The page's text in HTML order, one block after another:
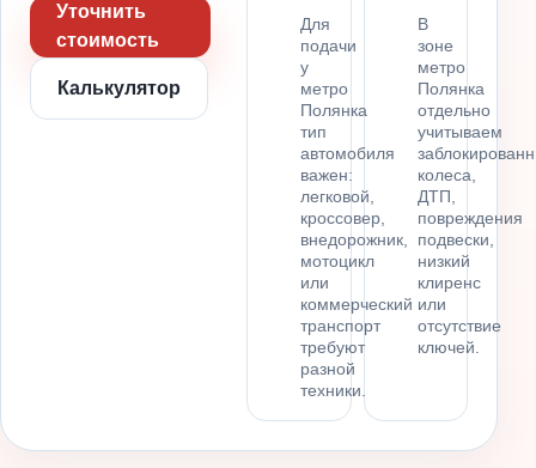
Уточнить
стоимость
Калькулятор
Для
подачи
у
метро
Полянка
тип
автомобиля
важен:
легковой,
кроссовер,
внедорожник,
мотоцикл
или
коммерческий
транспорт
требуют
разной
техники.
В
зоне
метро
Полянка
отдельно
учитываем
колеса,
ДТП,
повреждения
подвески,
низкий
клиренс
или
отсутствие
ключей.